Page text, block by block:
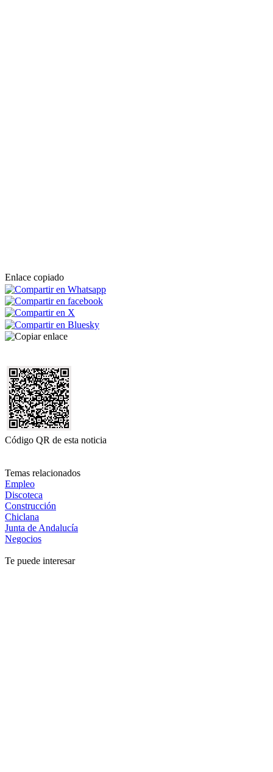
Enlace copiado
Código QR de esta noticia
Temas relacionados
Empleo
Discoteca
Construcción
Chiclana
Junta de Andalucía
Negocios
Te puede interesar